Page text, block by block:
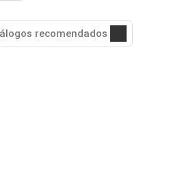
recomendados